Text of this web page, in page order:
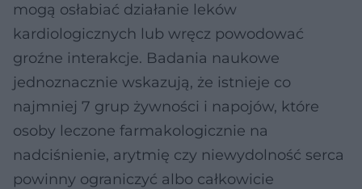
mogą osłabiać działanie leków
kardiologicznych lub wręcz powodować
groźne interakcje. Badania naukowe
jednoznacznie wskazują, że istnieje co
najmniej 7 grup żywności i napojów, które
osoby leczone farmakologicznie na
nadciśnienie, arytmię czy niewydolność serca
powinny ograniczyć albo całkowicie